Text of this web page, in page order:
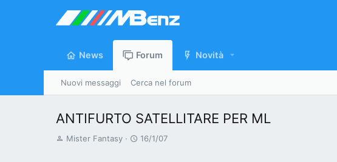
News Forum Novità
Nuovi messaggi Cerca nel forum
ANTIFURTO SATELLITARE PER ML
A
Mister Fantasy
D
16/1/07